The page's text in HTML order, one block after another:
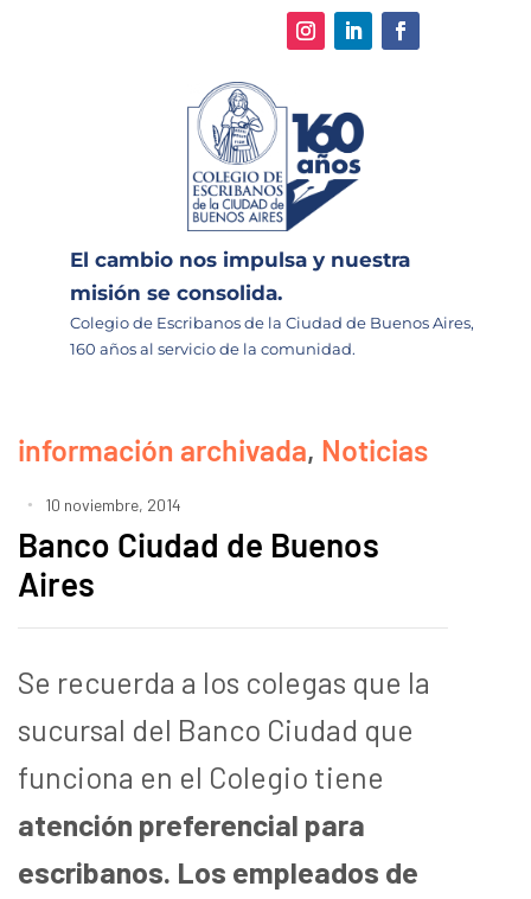
El cambio nos impulsa y nuestra
misión se consolida.
Colegio de Escribanos de la Ciudad de Buenos Aires,
160 años al servicio de la comunidad.
información archivada, Noticias
10 noviembre, 2014
Banco Ciudad de Buenos
Aires
Se recuerda a los colegas que la
sucursal del Banco Ciudad que
funciona en el Colegio tiene
atención preferencial para
escribanos. Los empleados de